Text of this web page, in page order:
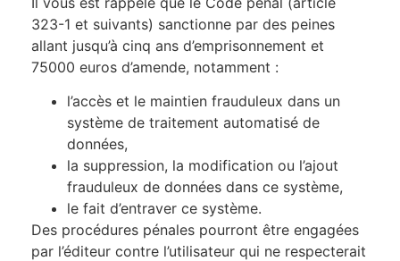
323-1 et suivants) sanctionne par des peines
allant jusqu’à cinq ans d’emprisonnement et
75000 euros d’amende, notamment :
l’accès et le maintien frauduleux dans un
système de traitement automatisé de
données,
la suppression, la modification ou l’ajout
frauduleux de données dans ce système,
le fait d’entraver ce système.
Des procédures pénales pourront être engagées
par l’éditeur contre l’utilisateur qui ne respecterait